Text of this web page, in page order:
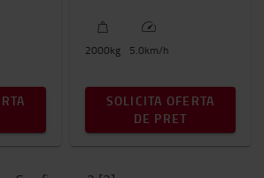
2000kg 5.0km/h
SOLICITA OFERTA
DE PRET